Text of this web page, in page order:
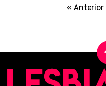
« Anterior